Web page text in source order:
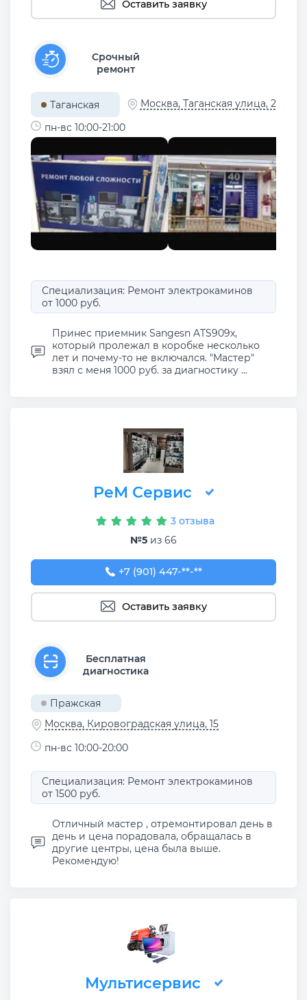
Оставить заявку
Срочный
ремонт
Таганская
Москва, Таганская улица, 2
пн-вс 10:00-21:00
Специализация: Ремонт электрокаминов
от 1000 руб.
Принес приемник Sangesn ATS909x,
который пролежал в коробке несколько
лет и почему-то не включался. "Мастер"
взял с меня 1000 руб. за диагностику ...
РеМ Сервис
3 отзыва
№5 из 66
+7 (901) 447-14-44
+7 (901) 447-**-**
Оставить заявку
Бесплатная
диагностика
Пражская
Москва, Кировоградская улица, 15
пн-вс 10:00-20:00
Специализация: Ремонт электрокаминов
от 1500 руб.
Отличный мастер , отремонтировал день в
день и цена порадовала, обращалась в
другие центры, цена была выше.
Рекомендую!
Мультисервис